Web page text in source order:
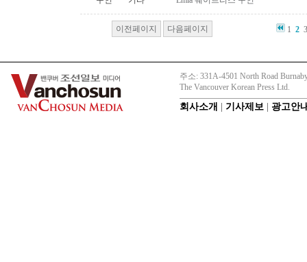
이전페이지 다음페이지 1 2
주소: 331A-4501 North Road
The Vancouver Korean Press Ltd.
회사소개 기사제보 광고안